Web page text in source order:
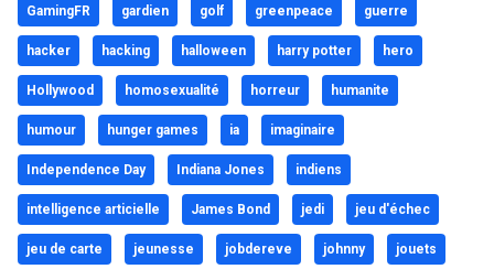
GamingFR gardien golf greenpeace guerre
hacker hacking halloween harry potter hero
Hollywood homosexualité horreur humanite
humour hunger games ia imaginaire
Independence Day Indiana Jones indiens
intelligence articielle James Bond jedi jeu d'échec
jeu de carte jeunesse jobdereve johnny jouets